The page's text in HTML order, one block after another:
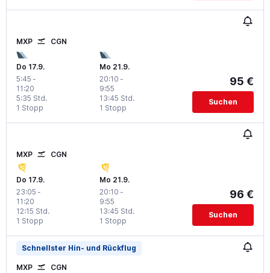
MXP CGN
Do 17.9.
5:45 -
11:20
1 Stopp
5:35 Std.
Mo 21.9.
20:10 -
9:55
1 Stopp
13:45 Std.
95 €
Suchen
MXP CGN
Do 17.9.
23:05 -
11:20
1 Stopp
12:15 Std.
Mo 21.9.
20:10 -
9:55
1 Stopp
13:45 Std.
96 €
Suchen
Schnellster Hin- und Rückflug
MXP CGN